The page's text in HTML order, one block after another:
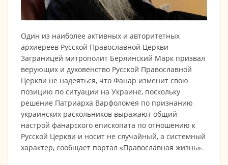
Один из наиболее активных и авторитетных
архиереев Русской Православной Церкви
Заграницей митрополит Берлинский Марк призвал
верующих и духовенство Русской Православной
Церкви не надеяться, что Фанар изменит свою
позицию по ситуации на Украине, поскольку
решение Патриарха Варфоломея по признанию
украинских раскольников выражают общий
настрой фанарского епископата по отношению к
Русской Церкви и носит не случайный, а системный
характер, сообщает портал «Православная жизнь».